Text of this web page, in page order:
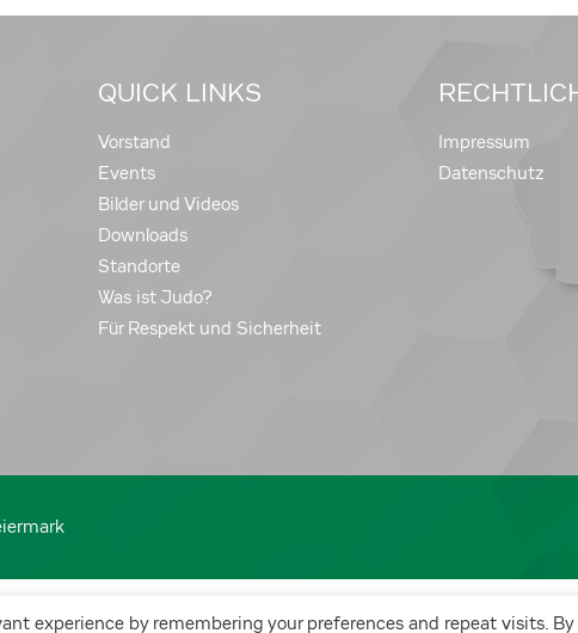
experience by remembering your preferences and repeat visits. By
QUICK LINKS
Vorstand
Events
Bilder und Videos
Downloads
Standorte
Was ist Judo?
Für Respekt und Sicherheit
Impressum
Datenschutz